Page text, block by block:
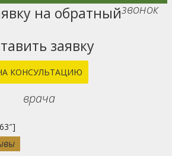
на обратныйзвонок
заявку
КОНСУЛЬТАЦИЮ
врача